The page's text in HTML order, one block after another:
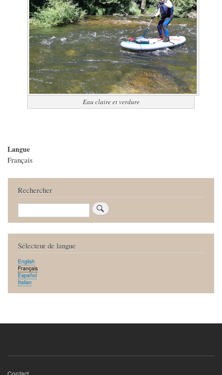
Eau claire et verdure
Langue
Français
Rechercher
Rechercher
Sélecteur de langue
English
Français
Español
Italian
Menu